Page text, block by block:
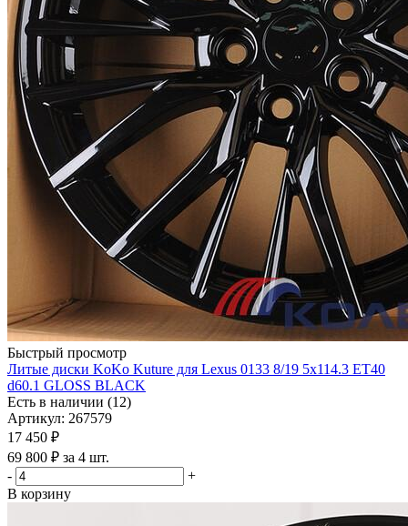
Быстрый просмотр
Литые диски KoKo Kuture для Lexus 0133 8/19 5x114.3 ET40
d60.1 GLOSS BLACK
Есть в наличии (12)
Артикул: 267579
17 450 ₽
69 800 ₽ за 4 шт.
-
+
В корзину